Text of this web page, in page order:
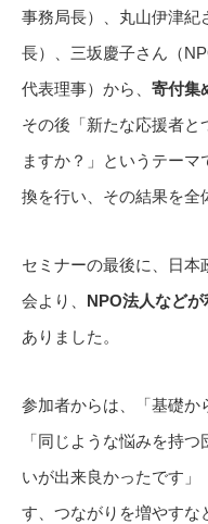
事務局長）、丸山伊津
長）、三坂慶子さん（
代表理事）から、 寄付集
その後「新たな応援者と
ますか？」というテー
換を行い、その結果を全
セミナーの最後に、日本
会より、 NPO法人など
ありました。
参加者からは、「基礎か
「同じような悩みを持
いが出来良かったです
す、つながりを増やすな